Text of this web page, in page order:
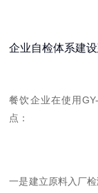
企业自检体系建
餐饮企业在使用
点：
一是建立原料入厂